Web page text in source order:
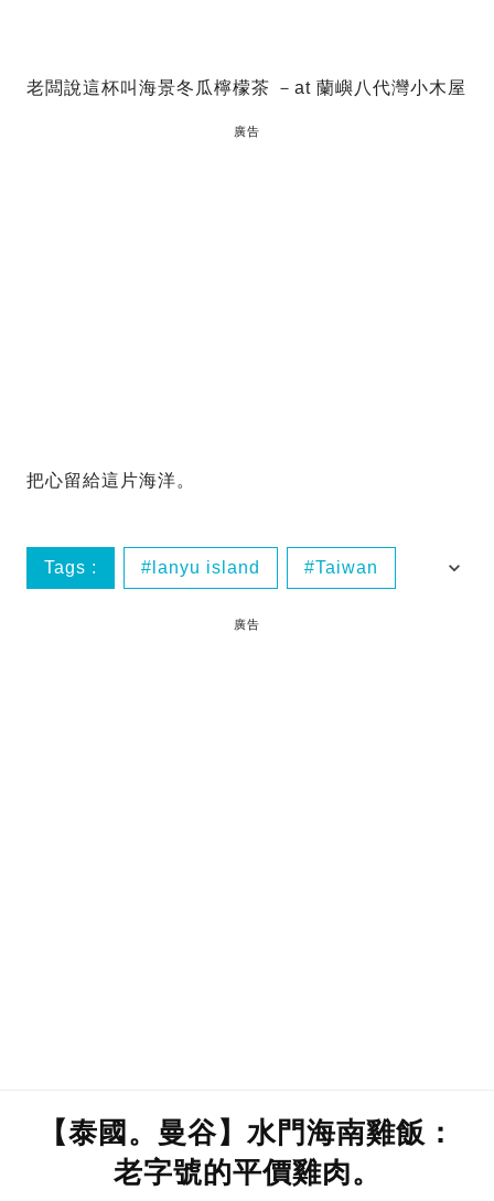
老闆說這杯叫海景冬瓜檸檬茶 －at 蘭嶼八代灣小木屋
廣告
把心留給這片海洋。
Tags : lanyu island Taiwan
台東
廣告
【泰國。曼谷】水門海南雞飯：
老字號的平價雞肉。